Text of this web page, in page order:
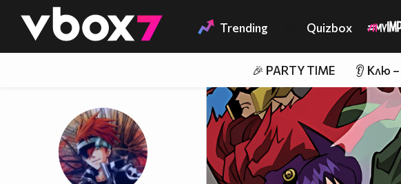
👾 Trending Quizbox
🎉 PARTY TIME 👂 Клю